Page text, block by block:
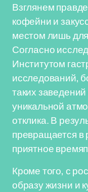
Взглянем
кофейни и
местом лишь
Согласно
Институтом
исследований,
таких
уникальной
отклика. В
превращается в
приятное
Кроме того, с
образу жизни и